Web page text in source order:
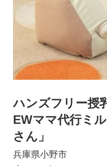
ハンズフリー授
EWママ代行ミ
さん」
兵庫県小野市